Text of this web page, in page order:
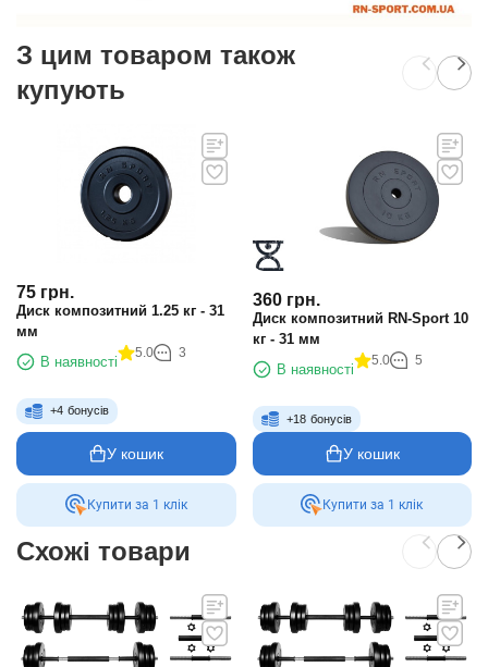
З цим товаром також
купують
75 грн.
Диск композитний 1.25 кг - 31
мм
В наявності
5.0 3
+4 бонусів
У кошик
Купити за 1 клiк
360 грн.
Диск композитний RN-Sport 10
кг - 31 мм
В наявності
5.0 5
+18 бонусів
У кошик
Купити за 1 клiк
Схожі товари